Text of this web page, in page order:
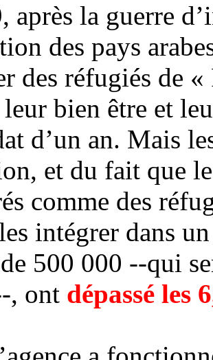
après la guerre
des pays
des réfugiés de
bien être et
d’un an. Mais
et du fait que
comme des
intégrer dans
500 000 --qui
, ont dépassé les